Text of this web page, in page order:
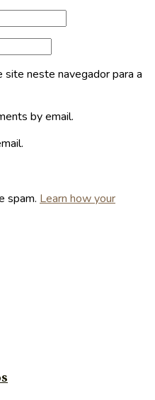
site neste navegador para a
by email.
spam. Learn how your